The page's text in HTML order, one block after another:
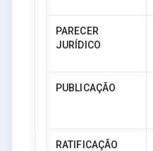
PARECER
JURÍDICO
PUBLICAÇÃO
RATIFICAÇÃO